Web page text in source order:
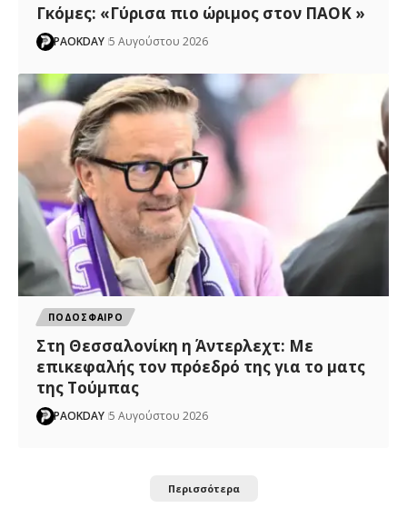
Γκόμες: «Γύρισα πιο ώριμος στον ΠΑΟΚ »
PAOKDAY 5 Αυγούστου 2026
ΠΟΔΟΣΦΑΙΡΟ
Στη Θεσσαλονίκη η Άντερλεχτ: Με
επικεφαλής τον πρόεδρό της για το ματς
της Τούμπας
PAOKDAY 5 Αυγούστου 2026
Περισσότερα